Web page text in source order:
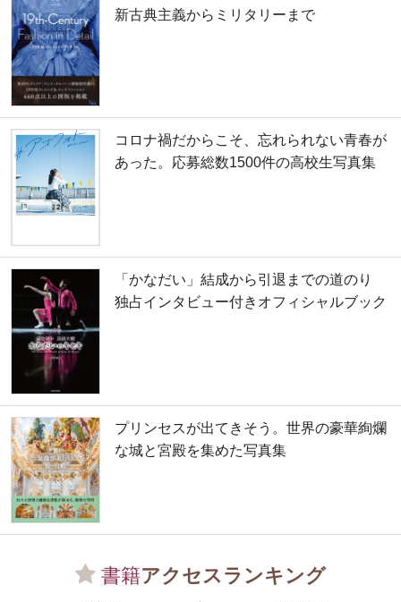
新古典主義からミリタリーまで
コロナ禍だからこそ、忘れられない青春が
あった。応募総数1500件の高校生写真集
「かなだい」結成から引退までの道のり
独占インタビュー付きオフィシャルブック
プリンセスが出てきそう。世界の豪華絢爛
な城と宮殿を集めた写真集
書籍アクセスランキング